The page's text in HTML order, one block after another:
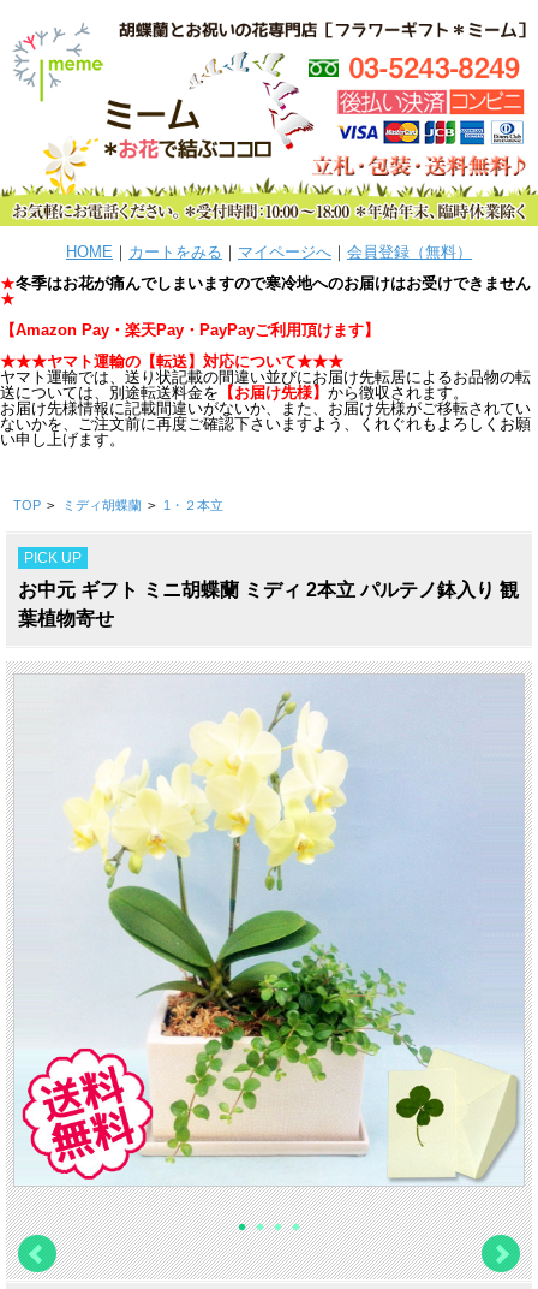
HOME ｜ カートをみる ｜ マイページへ ｜ 会員登録（無料）
★冬季はお花が痛んでしまいますので寒冷地へのお届けはお受けできません
★
【Amazon Pay・楽天Pay・PayPayご利用頂けます】
★★★ヤマト運輸の【転送】 対応について★★★
ヤマト運輸では、送り状記載の間違い並びにお届け先転居によるお品物の転
送については、別途転送料金を 【お届け先様】 から徴収されます。
お届け先様情報に記載間違いがないか、また、お届け先様がご移転されてい
ないかを、ご注文前に再度ご確認下さいますよう、くれぐれもよろしくお願
い申し上げます。
TOP > ミディ胡蝶蘭 > 1・２本立
PICK UP
お中元 ギフト ミニ胡蝶蘭 ミディ 2本立 パルテノ鉢入り 観
葉植物寄せ